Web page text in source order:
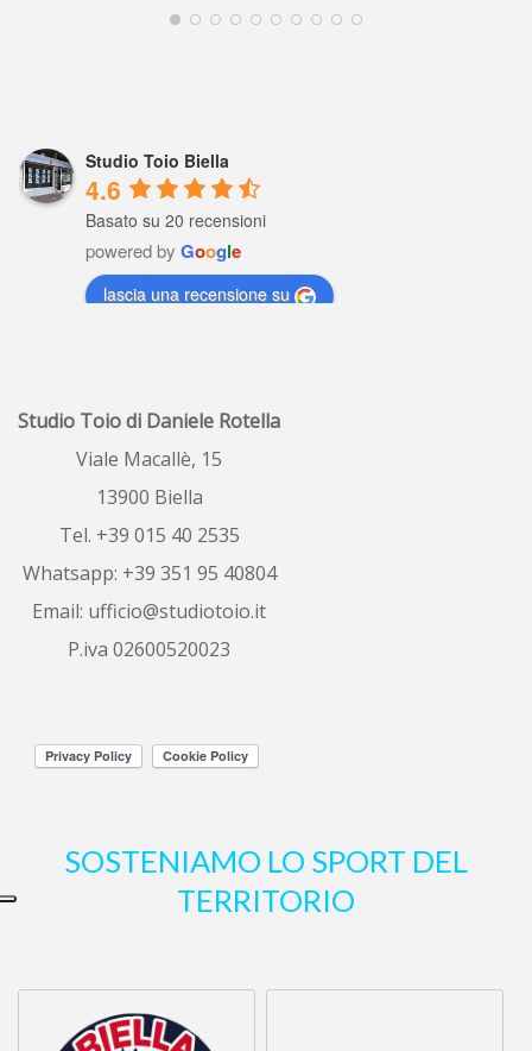
Studio Toio Biella
4.6
Basato su 20 recensioni
powered by Google
lascia una recensione su
fatto valutare il  mio  alloggio , profe
leggi tutto
ombretta porrino
Ottimo servizio,
sono riuscita a vendere il mio alloggio
in...leggi tutto
Luca Siletti
Altre recensioni
Studio Toio di Daniele Rotella
Viale Macallè, 15
13900 Biella
Tel. +39 015 40 2535
Whatsapp: +39 351 95 40804
Email: ufficio@studiotoio.it
P.iva 02600520023
SOSTENIAMO LO SPORT DEL
TERRITORIO